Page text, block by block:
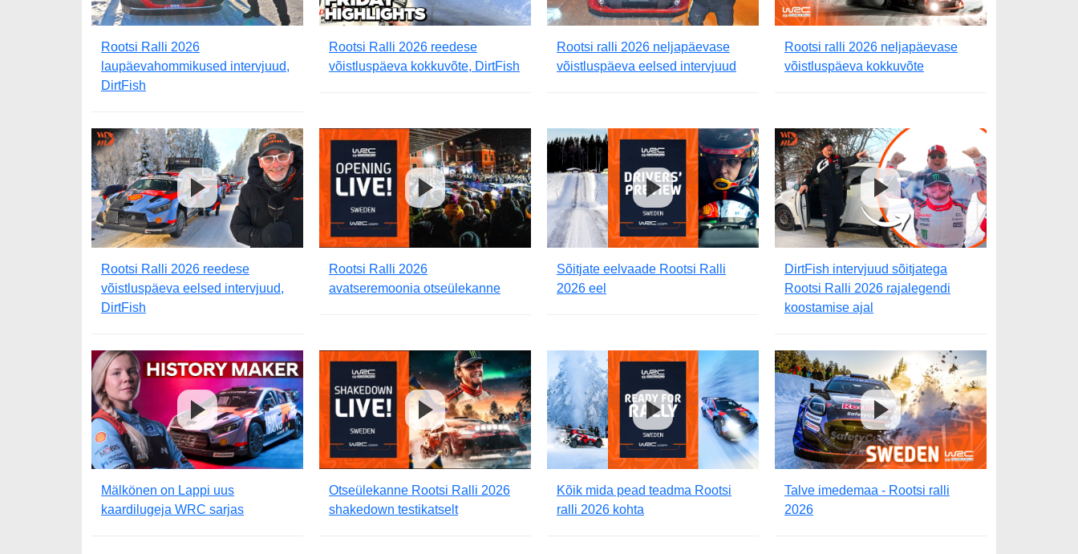
Rootsi Ralli 2026
laupäevahommikused intervjuud,
DirtFish
Rootsi Ralli 2026 reedese
võistluspäeva kokkuvõte, DirtFish
Rootsi ralli 2026 neljapäevase
võistluspäeva eelsed intervjuud
Rootsi ralli 2026 neljapäevase
võistluspäeva kokkuvõte
Rootsi Ralli 2026 reedese
võistluspäeva eelsed intervjuud,
DirtFish
Rootsi Ralli 2026
avatseremoonia otseülekanne
Sõitjate eelvaade Rootsi Ralli
2026 eel
DirtFish intervjuud sõitjatega
Rootsi Ralli 2026 rajalegendi
koostamise ajal
Mälkönen on Lappi uus
kaardilugeja WRC sarjas
Otseülekanne Rootsi Ralli 2026
shakedown testikatselt
Kõik mida pead teadma Rootsi
ralli 2026 kohta
Talve imedemaa - Rootsi ralli
2026